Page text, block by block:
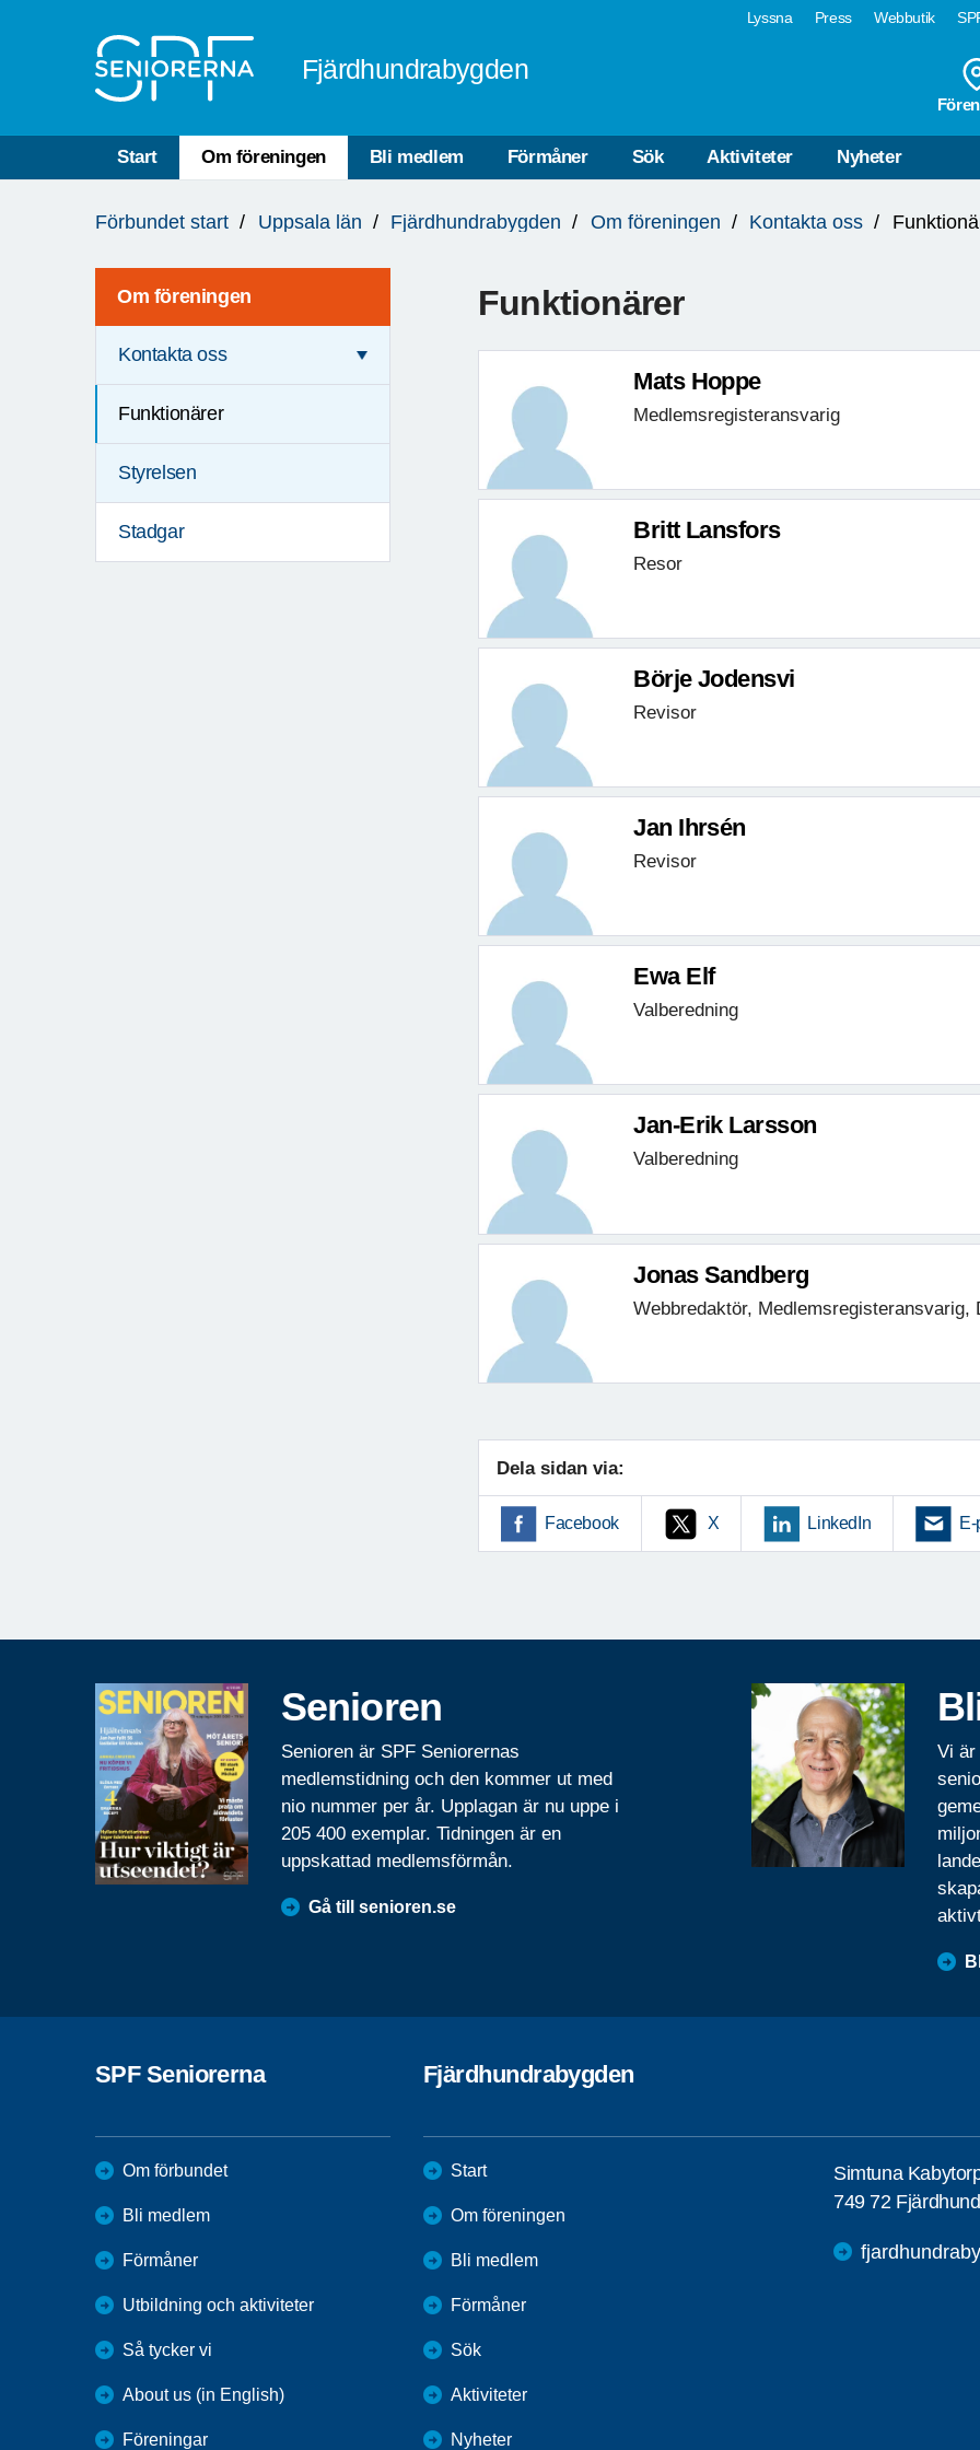
Lyssna Press Webbutik
Fjärdhundrabygden
Start Om föreningen Bli medlem Förmåner Sök Aktiviteter Nyheter
är
Förbundet start Uppsala län Fjärdhundrabygden Om föreningen Kontakta oss
Om föreningen
Kontakta oss
Funktionärer
Styrelsen
Stadgar
Funktionärer
Mats Hoppe
Medlemsregisteransvarig
Britt Lansfors
Resor
Börje Jodensvi
Revisor
Jan Ihrsén
Revisor
Ewa Elf
Valberedning
Jan-Erik Larsson
Valberedning
Jonas Sandberg
Webbredaktör, Medlemsregisteransvarig,
Dela sidan via:
Facebook X LinkedIn
Senioren
Senioren är SPF Seniorernas
medlemstidning och den kommer ut med
nio nummer per år. Upplagan är nu uppe i
205 400 exemplar. Tidningen är en
uppskattad medlemsförmån.
Gå till senioren.se
Vi är
SPF Seniorerna
Om förbundet
Bli medlem
Förmåner
Utbildning och aktiviteter
Så tycker vi
About us (in English)
Föreningar
Fjärdhundrabygden
Start
Om föreningen
Bli medlem
Förmåner
Sök
Aktiviteter
Nyheter
Simtuna
749 72